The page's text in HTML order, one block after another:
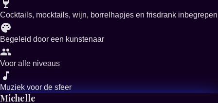
Cocktails, mocktails, wijn, borrelhapjes en frisdrank inbegrepen
Begeleid door een kunstenaar
Voor alle niveaus
Muziek voor de sfeer
Michelle